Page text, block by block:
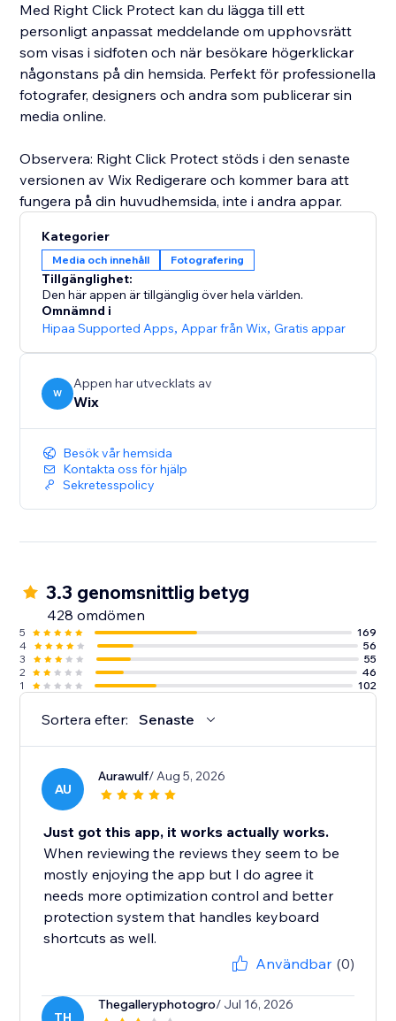
Med Right Click Protect kan du lägga till ett
personligt anpassat meddelande om upphovsrätt
som visas i sidfoten och när besökare högerklickar
någonstans på din hemsida. Perfekt för professionella
fotografer, designers och andra som publicerar sin
media online.
Observera: Right Click Protect stöds i den senaste
versionen av Wix Redigerare och kommer bara att
Kategorier
Media och innehåll Fotografering
Tillgänglighet:
Den här appen är tillgänglig över hela världen.
Omnämnd i
Hipaa Supported Apps, Appar från Wix,Gratis appar
W
Appen har utvecklats av
Wix
Besök vår hemsida
Kontakta oss för hjälp
Sekretesspolicy
3.3 genomsnittlig betyg
428 omdömen
5
169
4
56
3
55
2
46
1
102
Sortera efter: Senaste
AU
Aurawulf/ Aug 5, 2026
Just got this app, it works actually works.
When reviewing the reviews they seem to be
mostly enjoying the app but I do agree it
needs more optimization control and better
protection system that handles keyboard
shortcuts as well.
Användbar (0)
TH
Thegalleryphotogro/ Jul 16, 2026